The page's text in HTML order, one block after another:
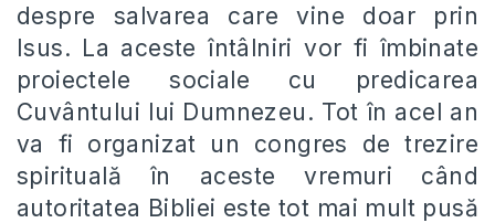
despre salvarea care vine doar prin
Isus. La aceste întâlniri vor fi îmbinate
proiectele sociale cu predicarea
Cuvântului lui Dumnezeu. Tot în acel an
va fi organizat un congres de trezire
spirituală în aceste vremuri când
autoritatea Bibliei este tot mai mult pusă